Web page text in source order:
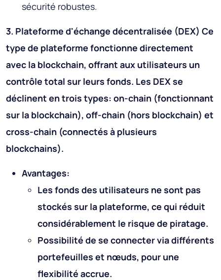
sécurité robustes.
3. Plateforme d'échange décentralisée (DEX) Ce
type de plateforme fonctionne directement
avec la blockchain, offrant aux utilisateurs un
contrôle total sur leurs fonds. Les DEX se
déclinent en trois types: on-chain (fonctionnant
sur la blockchain), off-chain (hors blockchain) et
cross-chain (connectés à plusieurs
blockchains).
Avantages:
Les fonds des utilisateurs ne sont pas
stockés sur la plateforme, ce qui réduit
considérablement le risque de piratage.
Possibilité de se connecter via différents
portefeuilles et nœuds, pour une
flexibilité accrue.